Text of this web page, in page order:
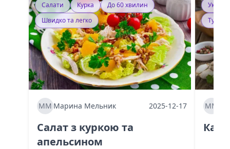
Салати Курка
До 60 хвилин
Швидко та легко
ММ Марина Мельник 2025-12-17
Салат з куркою та
апельсином
ММ